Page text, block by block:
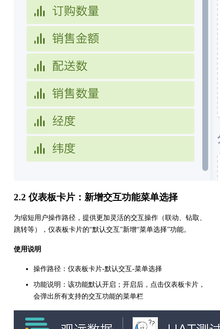
2.2 仪表板卡片：新增交互功能菜单选择
为缩短用户操作路径，提供更加灵活的交互操作（联动、钻取、
跳转等），仪表板卡片的“默认交互”新增“菜单选择”功能。
使用说明
操作路径：仪表板卡片-默认交互-菜单选择
功能说明：该功能默认开启；开启后，点击仪表板卡片，
会弹出所有支持的交互功能的菜单栏